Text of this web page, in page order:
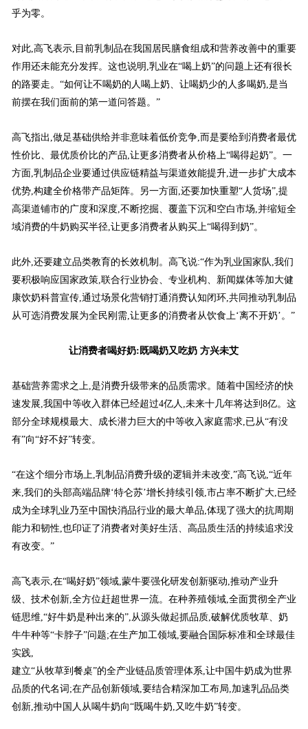
乎为零。
对此,高飞表示,目前乳制品在我国居民膳食组成和营养改善中的重要
作用还未能充分发挥。这也说明,乳业在“喝上奶”的问题上还有很长
的路要走。“如何让不喝奶的人喝上奶、让喝奶少的人多喝奶,是当
前摆在我们面前的第一道问答题。”
高飞指出,做足基础供给并非意味着低价竞争,而是要给到消费者最优
性价比、最优质价比的产品,让更多消费者从价格上“喝得起奶”。一
方面,乳制品企业要通过供应链精益与渠道效能提升,进一步扩大成本
优势,构建全价格带产品矩阵。另一方面,还要加快重塑“人货场”,提
高渠道铺市的广度和深度,不断挖掘、覆盖下沉和空白市场,并缩短全
域消费的牛奶购买半径,让更多消费者从购买上“喝得到奶”。
此外,还要建立品类教育的长效机制。高飞说:“作为乳业国家队,我们
要积极响应国家政策,联合行业协会、专业机构、新闻媒体等加大健
康饮奶科普宣传,通过场景化营销打通消费认知闭环,共同推动乳制品
从可选消费发展为全民刚需,让更多的消费者从饮食上‘离不开奶’。”
让消费者喝好奶:既喝奶又吃奶 方兴未艾
基础营养需求之上,是消费升级带来的品质需求。随着中国经济的快
速发展,我国中等收入群体已经超过4亿人,未来十几年将达到8亿。这
部分全球规模最大、成长潜力巨大的中等收入家庭需求,已从“有没
有”向“好不好”转变。
“在这个细分市场上,乳制品消费升级的逻辑并未改变,”高飞说,“近年
来,我们的头部高端品牌‘特仑苏’增长持续引领,市占率不断扩大,已经
成为全球乳业乃至中国快消品行业的最大单品,体现了强大的抗周期
能力和韧性,也印证了消费者对美好生活、高品质生活的持续追求没
有改变。”
高飞表示,在“喝好奶”领域,蒙牛要强化研发创新驱动,推动产业升
级、技术创新,全方位赶超世界一流。在种养殖领域,全面贯彻全产业
链思维,“好牛奶是种出来的”,从源头做起抓品质,破解优质牧草、奶
牛牛种等“卡脖子”问题;在生产加工领域,要融合国际标准和全球最佳
实践,
建立“从牧草到餐桌”的全产业链品质管理体系,让中国牛奶成为世界
品质的代名词;在产品创新领域,要结合精深加工布局,加速乳品品类
创新,推动中国人从喝牛奶向“既喝牛奶,又吃牛奶”转变。